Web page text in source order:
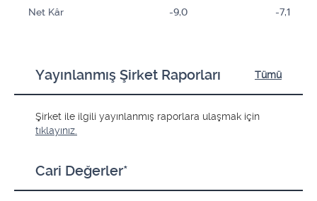
Net Kâr -9,0 -7,1
Yayınlanmış Şirket Raporları Tümü
Şirket ile ilgili yayınlanmış raporlara ulaşmak için
tıklayınız.
Cari Değerler*